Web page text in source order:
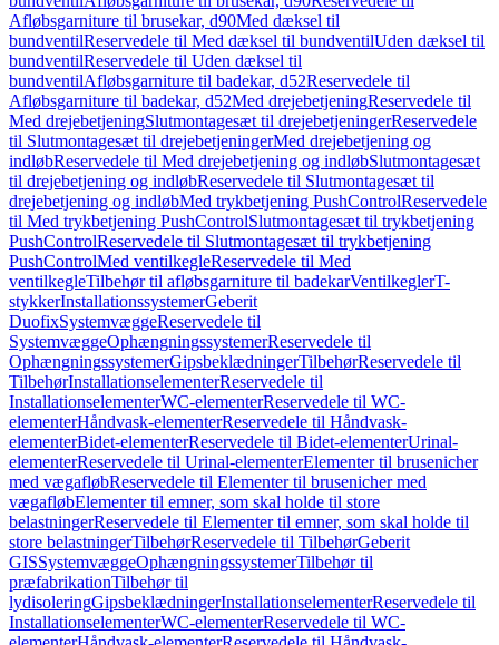
Afløbsgarniture til brusekar, d90Med dæksel til
bundventilReservedele til Med dæksel til bundventilUden dæksel til
bundventilReservedele til Uden dæksel til
bundventilAfløbsgarniture til badekar, d52Reservedele til
Afløbsgarniture til badekar, d52Med drejebetjeningReservedele til
Med drejebetjeningSlutmontagesæt til drejebetjeningerReservedele
til Slutmontagesæt til drejebetjeningerMed drejebetjening og
indløbReservedele til Med drejebetjening og indløbSlutmontagesæt
til drejebetjening og indløbReservedele til Slutmontagesæt til
drejebetjening og indløbMed trykbetjening PushControlReservedele
til Med trykbetjening PushControlSlutmontagesæt til trykbetjening
PushControlReservedele til Slutmontagesæt til trykbetjening
PushControlMed ventilkegleReservedele til Med
ventilkegleTilbehør til afløbsgarniture til badekarVentilkeglerT-
stykkerInstallationssystemerGeberit
DuofixSystemvæggeReservedele til
SystemvæggeOphængningssystemerReservedele til
OphængningssystemerGipsbeklædningerTilbehørReservedele til
TilbehørInstallationselementerReservedele til
InstallationselementerWC-elementerReservedele til WC-
elementerHåndvask-elementerReservedele til Håndvask-
elementerBidet-elementerReservedele til Bidet-elementerUrinal-
elementerReservedele til Urinal-elementerElementer til brusenicher
med vægafløbReservedele til Elementer til brusenicher med
vægafløbElementer til emner, som skal holde til store
belastningerReservedele til Elementer til emner, som skal holde til
store belastningerTilbehørReservedele til TilbehørGeberit
GISSystemvæggeOphængningssystemerTilbehør til
præfabrikationTilbehør til
lydisoleringGipsbeklædningerInstallationselementerReservedele til
InstallationselementerWC-elementerReservedele til WC-